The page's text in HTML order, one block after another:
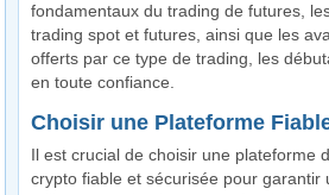
fondamentaux du trading de futures,
trading spot et futures, ainsi que les
offerts par ce type de trading, les
en toute confiance.
Choisir une Plateforme
Il est crucial de choisir une plateforme
crypto fiable et sécurisée pour garantir